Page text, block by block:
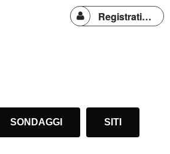
Registrati o Accedi
SONDAGGI SITI